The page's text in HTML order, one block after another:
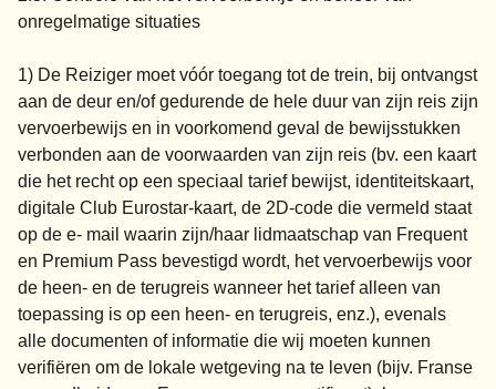
onregelmatige situaties
1) De Reiziger moet vóór toegang tot de trein, bij ontvangst
aan de deur en/of gedurende de hele duur van zijn reis zijn
vervoerbewijs en in voorkomend geval de bewijsstukken
verbonden aan de voorwaarden van zijn reis (bv. een kaart
die het recht op een speciaal tarief bewijst, identiteitskaart,
digitale Club Eurostar-kaart, de 2D-code die vermeld staat
op de e- mail waarin zijn/haar lidmaatschap van Frequent
en Premium Pass bevestigd wordt, het vervoerbewijs voor
de heen- en de terugreis wanneer het tarief alleen van
toepassing is op een heen- en terugreis, enz.), evenals
alle documenten of informatie die wij moeten kunnen
verifiëren om de lokale wetgeving na te leven (bijv. Franse